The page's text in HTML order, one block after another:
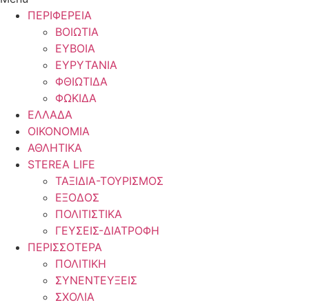
ΠΕΡΙΦΕΡΕΙΑ
ΒΟΙΩΤΙΑ
ΕΥΒΟΙΑ
ΕΥΡΥΤΑΝΙΑ
ΦΘΙΩΤΙΔΑ
ΦΩΚΙΔΑ
ΕΛΛΑΔΑ
ΟΙΚΟΝΟΜΙΑ
ΑΘΛΗΤΙΚΑ
STEREA LIFE
ΤΑΞΙΔΙΑ-ΤΟΥΡΙΣΜΟΣ
ΕΞΟΔΟΣ
ΠΟΛΙΤΙΣΤΙΚΑ
ΓΕΥΣΕΙΣ-ΔΙΑΤΡΟΦΗ
ΠΕΡΙΣΣΟΤΕΡΑ
ΠΟΛΙΤΙΚΗ
ΣΥΝΕΝΤΕΥΞΕΙΣ
ΣΧΟΛΙΑ